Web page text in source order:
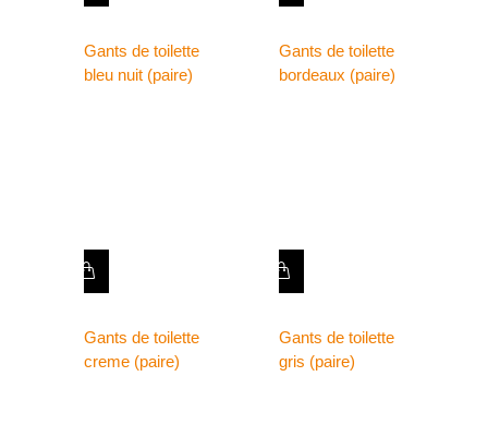
Gants de toilette
bleu nuit (paire)
Gants de toilette
bordeaux (paire)
Gants de toilette
creme (paire)
Gants de toilette
gris (paire)